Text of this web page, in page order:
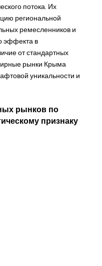
потока. Их
региональной
ремесленников и
эффекта в
от стандартных
рынки Крыма
уникальности и
рынков по
признаку